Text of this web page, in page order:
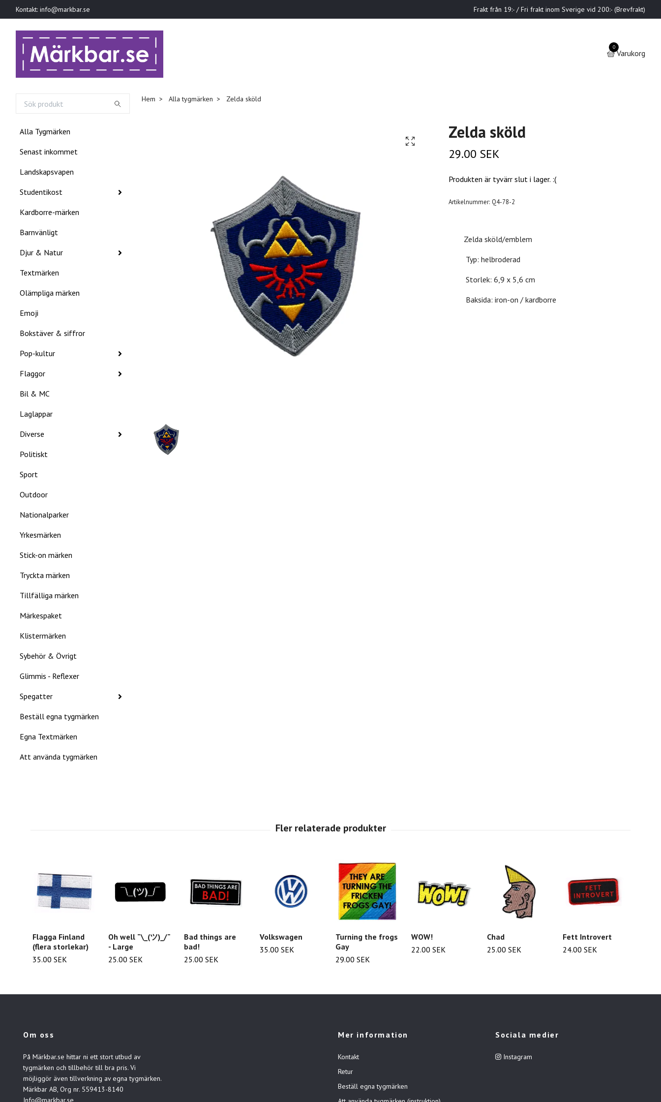
Kontakt: info@markbar.se Frakt från 19:- / Fri frakt inom Sverige vid 200:- (Brevfrakt)
0
Varukorg
Alla Tygmärken
Senast inkommet
Landskapsvapen
Studentikost
Kardborre-märken
Barnvänligt
Djur & Natur
Textmärken
Olämpliga märken
Emoji
Bokstäver & siffror
Pop-kultur
Flaggor
Bil & MC
Laglappar
Diverse
Politiskt
Sport
Outdoor
Nationalparker
Yrkesmärken
Stick-on märken
Tryckta märken
Tillfälliga märken
Märkespaket
Klistermärken
Sybehör & Övrigt
Glimmis - Reflexer
Spegatter
Beställ egna tygmärken
Egna Textmärken
Att använda tygmärken
Hem Alla tygmärken Zelda sköld
Zelda sköld
29.00 SEK
Produkten är tyvärr slut i lager. :(
Artikelnummer: Q4-78-2
Zelda sköld/emblem
Typ: helbroderad
Storlek: 6,9 x 5,6 cm
Baksida: iron-on / kardborre
Flagga Finland
(flera storlekar)
35.00 SEK
Oh well ¯\_(ツ)_/¯
- Large
25.00 SEK
Bad things are
bad!
25.00 SEK
Volkswagen
35.00 SEK
Turning the frogs
Gay
29.00 SEK
WOW!
22.00 SEK
Chad
25.00 SEK
Fett Introvert
24.00 SEK
Om oss
På Märkbar.se hittar ni ett stort utbud av
tygmärken och tillbehör till bra pris. Vi
möjliggör även tillverkning av egna tygmärken.
Märkbar AB, Org nr. 559413-8140
Mer information
Kontakt
Retur
Beställ egna tygmärken
Sociala medier
Instagram